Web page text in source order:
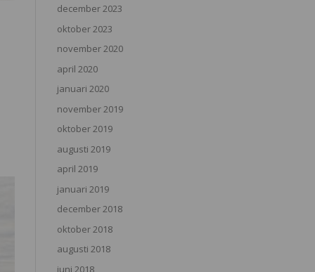
december 2023
oktober 2023
november 2020
april 2020
januari 2020
november 2019
oktober 2019
augusti 2019
april 2019
januari 2019
december 2018
oktober 2018
augusti 2018
juni 2018